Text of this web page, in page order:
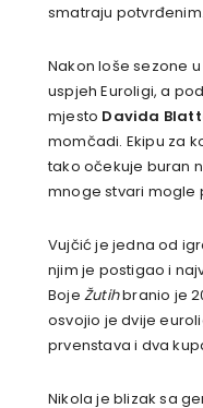
smatraju potvrđenim.
Nakon loše sezone
uspjeh Euroligi, a
mjesto Davida
momčadi. Ekipu za
tako očekuje buran
mnoge stvari mogle
Vujčić je jedna od
njim je postigao i
Boje Žutihbranio je
osvojio je dvije
prvenstava i dva
Nikola je blizak sa